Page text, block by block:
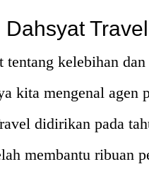
Travel
kelebihan
kita mengenal agen
didirikan pada
membantu ribuan